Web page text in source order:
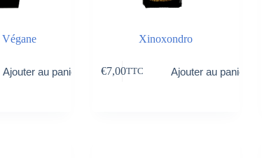
Végane
Ajouter au panier
Xinoxondro
€7,00TTC Ajouter au panier